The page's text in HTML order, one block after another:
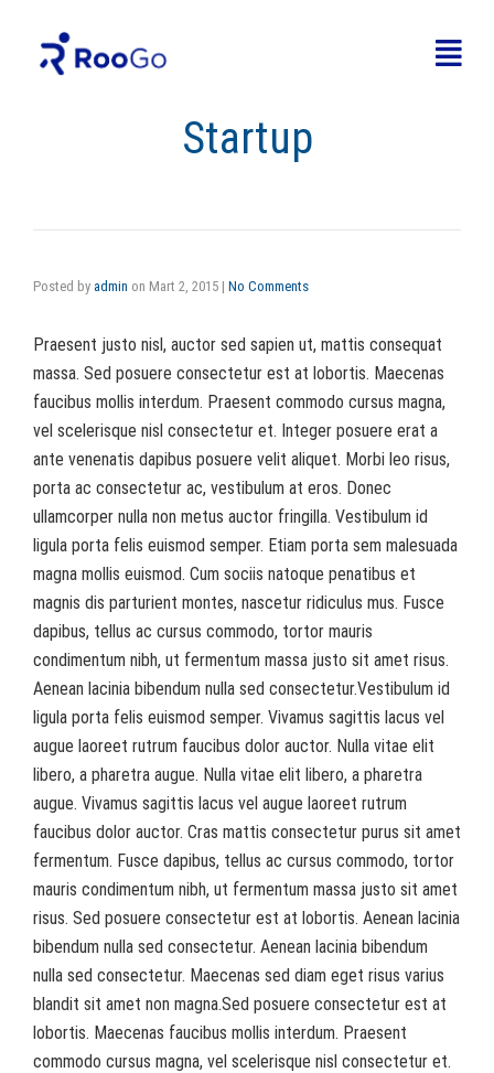
Where To Launch Your
Startup
Posted by admin on Mart 2, 2015 | No Comments
Praesent justo nisl, auctor sed sapien ut, mattis consequat
massa. Sed posuere consectetur est at lobortis. Maecenas
faucibus mollis interdum. Praesent commodo cursus magna,
vel scelerisque nisl consectetur et. Integer posuere erat a
ante venenatis dapibus posuere velit aliquet. Morbi leo risus,
porta ac consectetur ac, vestibulum at eros. Donec
ullamcorper nulla non metus auctor fringilla. Vestibulum id
ligula porta felis euismod semper. Etiam porta sem malesuada
magna mollis euismod. Cum sociis natoque penatibus et
magnis dis parturient montes, nascetur ridiculus mus. Fusce
dapibus, tellus ac cursus commodo, tortor mauris
condimentum nibh, ut fermentum massa justo sit amet risus.
Aenean lacinia bibendum nulla sed consectetur.Vestibulum id
ligula porta felis euismod semper. Vivamus sagittis lacus vel
augue laoreet rutrum faucibus dolor auctor. Nulla vitae elit
libero, a pharetra augue. Nulla vitae elit libero, a pharetra
augue. Vivamus sagittis lacus vel augue laoreet rutrum
faucibus dolor auctor. Cras mattis consectetur purus sit amet
fermentum. Fusce dapibus, tellus ac cursus commodo, tortor
mauris condimentum nibh, ut fermentum massa justo sit amet
risus. Sed posuere consectetur est at lobortis. Aenean lacinia
bibendum nulla sed consectetur. Aenean lacinia bibendum
nulla sed consectetur. Maecenas sed diam eget risus varius
blandit sit amet non magna.Sed posuere consectetur est at
lobortis. Maecenas faucibus mollis interdum. Praesent
commodo cursus magna, vel scelerisque nisl consectetur et.